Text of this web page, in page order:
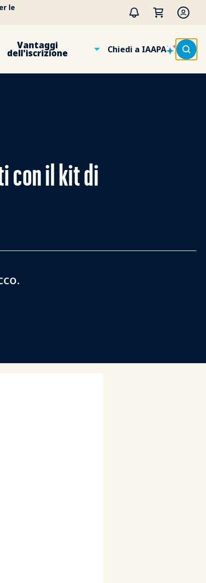
le
Vantaggi
dell'iscrizione Chiedi a IAAPA
con il kit di